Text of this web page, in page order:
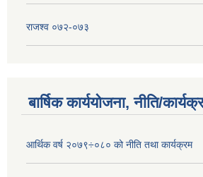
राजश्व ०७२-०७३
बार्षिक कार्ययोजना, नीति/
आर्थिक वर्ष २०७९÷०८० को नीति तथा कार्यक्रम